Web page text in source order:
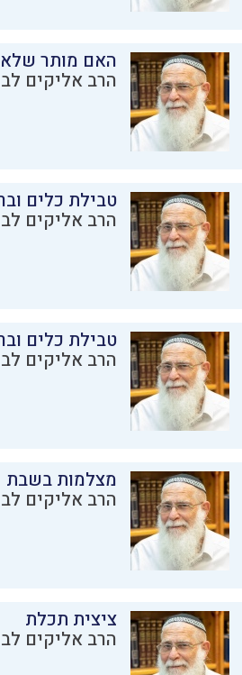
האם מותר שלא
הרב אליקים
טבילת כלים
הרב אליקים
טבילת כלים
הרב אליקים
מצלמות בשבת
הרב אליקים
ציצית תכלת
הרב אליקים